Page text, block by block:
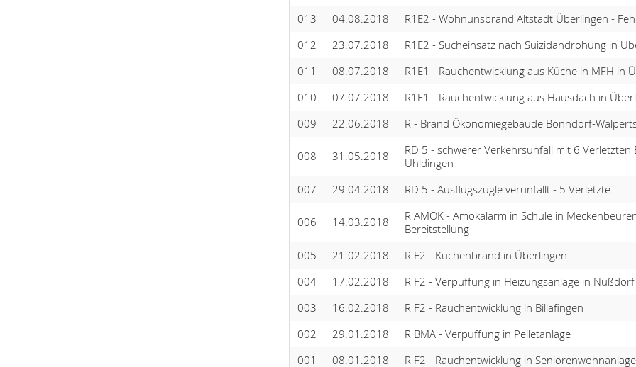
013
04.08.2018
R1E2 - Wohnunsbrand Altstadt Überlingen -
012
23.07.2018
R1E2 - Sucheinsatz nach Suizidandrohung in
011
08.07.2018
R1E1 - Rauchentwicklung aus Küche in MFH in
010
07.07.2018
R1E1 - Rauchentwicklung aus Hausdach in
009
22.06.2018 R - Brand Ökonomiegebäude Bonndorf-
008 31.05.2018
RD 5 - schwerer Verkehrsunfall mit 6 Verletzten
Uhldingen
007
29.04.2018 RD 5 - Ausflugszügle verunfallt - 5 Verletzte
006 14.03.2018
R AMOK - Amokalarm in Schule in
Bereitstellung
005
21.02.2018
R F2 - Küchenbrand in Überlingen
004
17.02.2018
R F2 - Verpuffung in Heizungsanlage in Nußdorf
003
16.02.2018
R F2 - Rauchentwicklung in Billafingen
002
29.01.2018
R BMA - Verpuffung in Pelletanlage
001
08.01.2018 R F2 - Rauchentwicklung in Seniorenwohnanlage